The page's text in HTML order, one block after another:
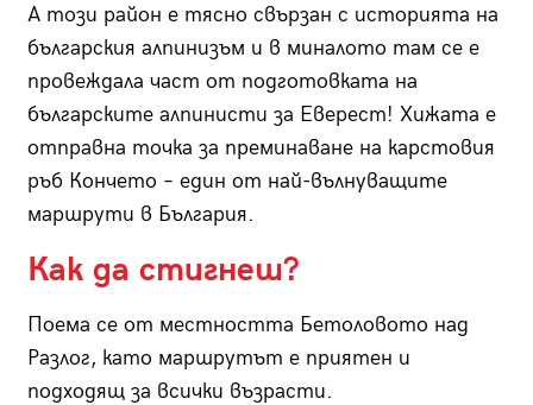
А този район е тясно свързан с историята на
българския алпинизъм и в миналото там се е
провеждала част от подготовката на
българските алпинисти за Еверест! Хижата е
отправна точка за преминаване на карстовия
ръб Кончето – един от най-вълнуващите
маршрути в България.
Как да стигнеш?
Поема се от местността Бетоловото над
Разлог, като маршрутът е приятен и
подходящ за всички възрасти.